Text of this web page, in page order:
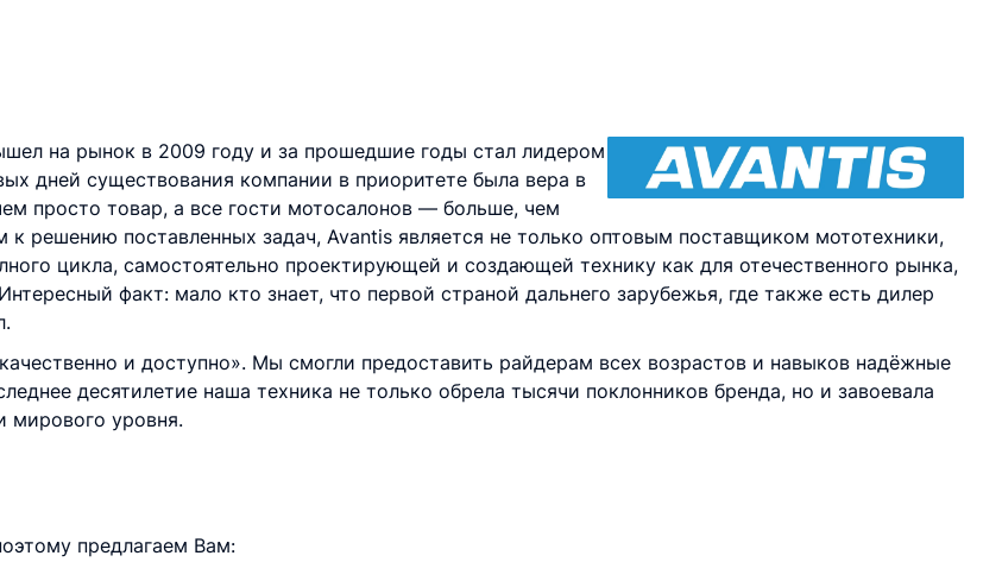
на рынок в 2009 году и за прошедшие годы стал лидером
дней существования компании в приоритете была вера в
просто товар, а все гости мотосалонов — больше, чем
к решению поставленных задач, Avantis является не только оптовым поставщиком мототехники,
цикла, самостоятельно проектирующей и создающей технику как для отечественного рынка,
факт: мало кто знает, что первой страной дальнего зарубежья, где также есть дилер
и доступно». Мы смогли предоставить райдерам всех возрастов и навыков надёжные
десятилетие наша техника не только обрела тысячи поклонников бренда, но и завоевала
мирового уровня.
предлагаем Вам: